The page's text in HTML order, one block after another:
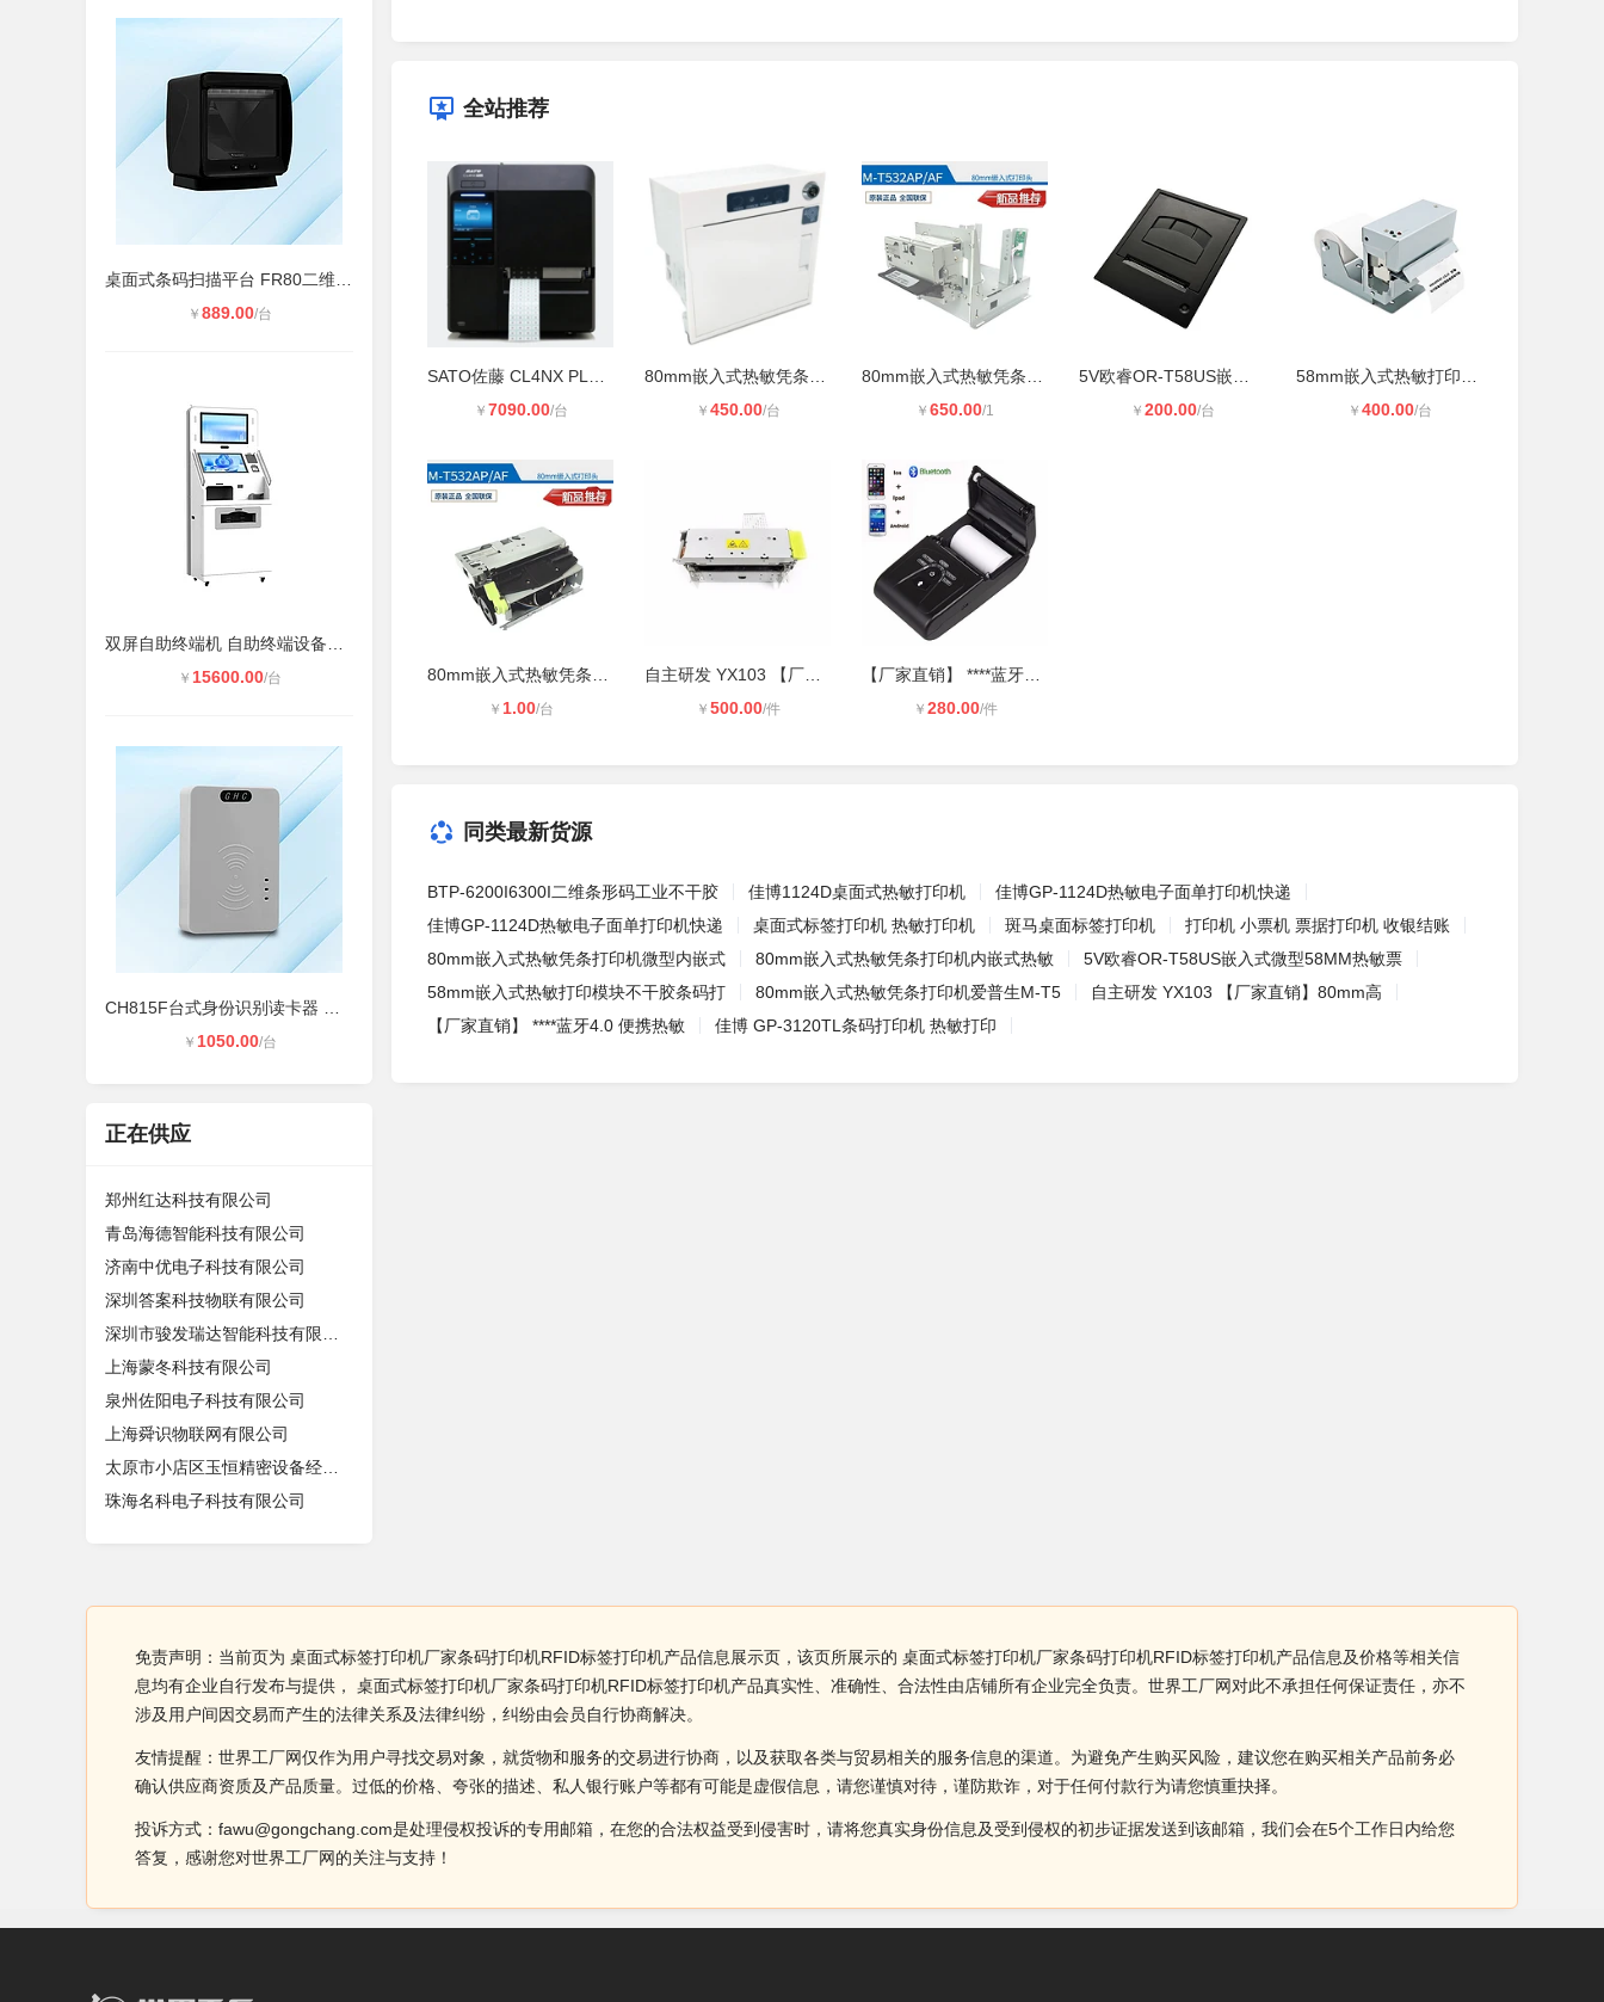
￥ 889.00/台
￥ 15600.00/台
￥ 1050.00/台
正在供应
郑州红达科技有限公司
青岛海德智能科技有限公司
济南中优电子科技有限公司
深圳答案科技物联有限公司
上海蒙冬科技有限公司
泉州佐阳电子科技有限公司
上海舜识物联网有限公司
珠海名科电子科技有限公司
全站推荐
￥ 7090.00/台 ￥ 450.00/台 ￥ 650.00/1 ￥ 200.00/台 ￥ 400.00/台
￥ 1.00/台 ￥ 500.00/件 ￥ 280.00/件
同类最新货源
BTP-6200I6300I二维条形码工业不干胶 佳博1124D桌面式热敏打印机
佳博GP-1124D热敏电子面单打印机快递
佳博GP-1124D热敏电子面单打印机快递
桌面式标签打印机 热敏打印机 斑马桌面标签打印机
打印机 小票机 票据打印机 收银结账
80mm嵌入式热敏凭条打印机微型内嵌式
80mm嵌入式热敏凭条打印机内嵌式热敏
5V欧睿OR-T58US嵌入式微型58MM热敏票
58mm嵌入式热敏打印模块不干胶条码打
80mm嵌入式热敏凭条打印机爱普生M-T5
自主研发 YX103 【厂家直销】80mm高
【厂家直销】 ****蓝牙4.0 便携热敏
佳博 GP-3120TL条码打印机 热敏打印
免责声明：当前页为 桌面式标签打印机厂家条码打印机RFID标签打印机产品信息展示页，该页所展示的 桌面式标签打印机厂家条码打印机RFID标签打印机产品信息及价格等相关信
息均有企业自行发布与提供， 桌面式标签打印机厂家条码打印机RFID标签打印机产品真实性、准确性、合法性由店铺所有企业完全负责。世界工厂网对此不承担任何保证责任，亦不
涉及用户间因交易而产生的法律关系及法律纠纷，纠纷由会员自行协商解决。
友情提醒：世界工厂网仅作为用户寻找交易对象，就货物和服务的交易进行协商，以及获取各类与贸易相关的服务信息的渠道。为避免产生购买风险，建议您在购买相关产品前务必
确认供应商资质及产品质量。过低的价格、夸张的描述、私人银行账户等都有可能是虚假信息，请您谨慎对待，谨防欺诈，对于任何付款行为请您慎重抉择。
投诉方式：fawu@gongchang.com是处理侵权投诉的专用邮箱，在您的合法权益受到侵害时，请将您真实身份信息及受到侵权的初步证据发送到该邮箱，我们会在5个工作日内给您
答复，感谢您对世界工厂网的关注与支持！